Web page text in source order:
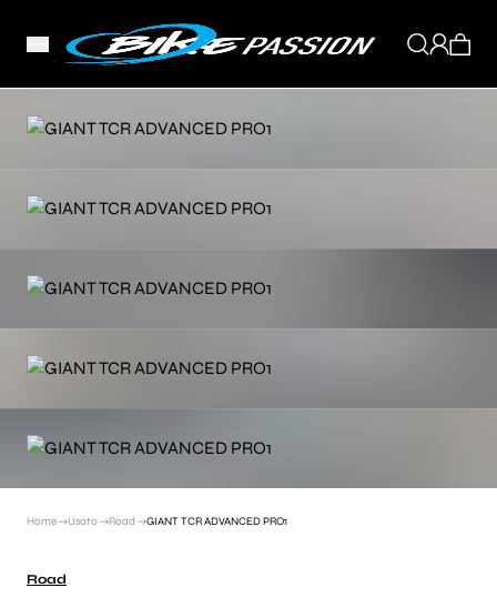
Home →Usato →Road →GIANT TCR ADVANCED PRO1
Road